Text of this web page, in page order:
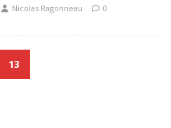
Nicolas Ragonneau 0
13